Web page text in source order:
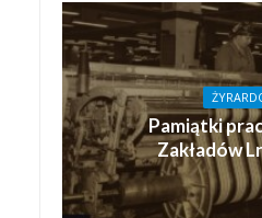
Pamiątki
Zakładów